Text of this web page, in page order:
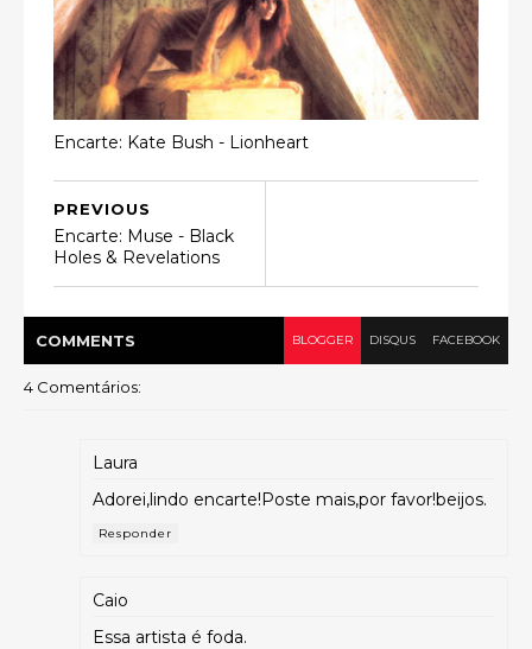
Encarte: Kate Bush - Lionheart
PREVIOUS
Encarte: Muse - Black
Holes & Revelations
COMMENTS BLOGGER DISQUS FACEBOOK
4 Comentários:
Laura
Adorei,lindo encarte!Poste mais,por favor!beijos.
Responder
Caio
Essa artista é foda.